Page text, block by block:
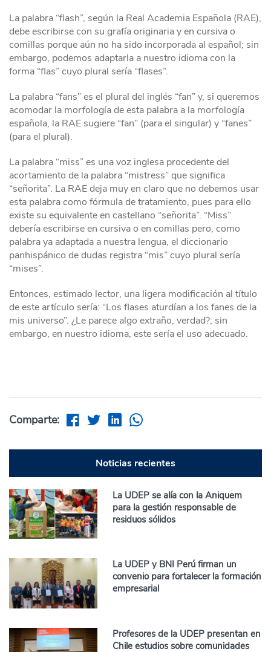
La palabra “flash”, según la Real Academia Española (RAE),
debe escribirse con su grafía originaria y en cursiva o
comillas porque aún no ha sido incorporada al español; sin
embargo, podemos adaptarla a nuestro idioma con la
forma “flas” cuyo plural sería “flases”.
La palabra “fans” es el plural del inglés “fan” y, si queremos
acomodar la morfología de esta palabra a la morfología
española, la RAE sugiere “fan” (para el singular) y “fanes”
(para el plural).
La palabra “miss” es una voz inglesa procedente del
acortamiento de la palabra “mistress” que significa
“señorita”. La RAE deja muy en claro que no debemos usar
esta palabra como fórmula de tratamiento, pues para ello
existe su equivalente en castellano “señorita”. “Miss”
debería escribirse en cursiva o en comillas pero, como
palabra ya adaptada a nuestra lengua, el diccionario
panhispánico de dudas registra “mis” cuyo plural sería
“mises”.
Entonces, estimado lector, una ligera modificación al título
de este artículo sería: “Los flases aturdían a los fanes de la
mis universo”. ¿Le parece algo extraño, verdad?; sin
embargo, en nuestro idioma, este sería el uso adecuado.
Comparte:
Noticias recientes
La UDEP se alía con la Aniquem
para la gestión responsable de
residuos sólidos
La UDEP y BNI Perú firman un
convenio para fortalecer la formación
empresarial
Profesores de la UDEP presentan en
Chile estudios sobre comunidades